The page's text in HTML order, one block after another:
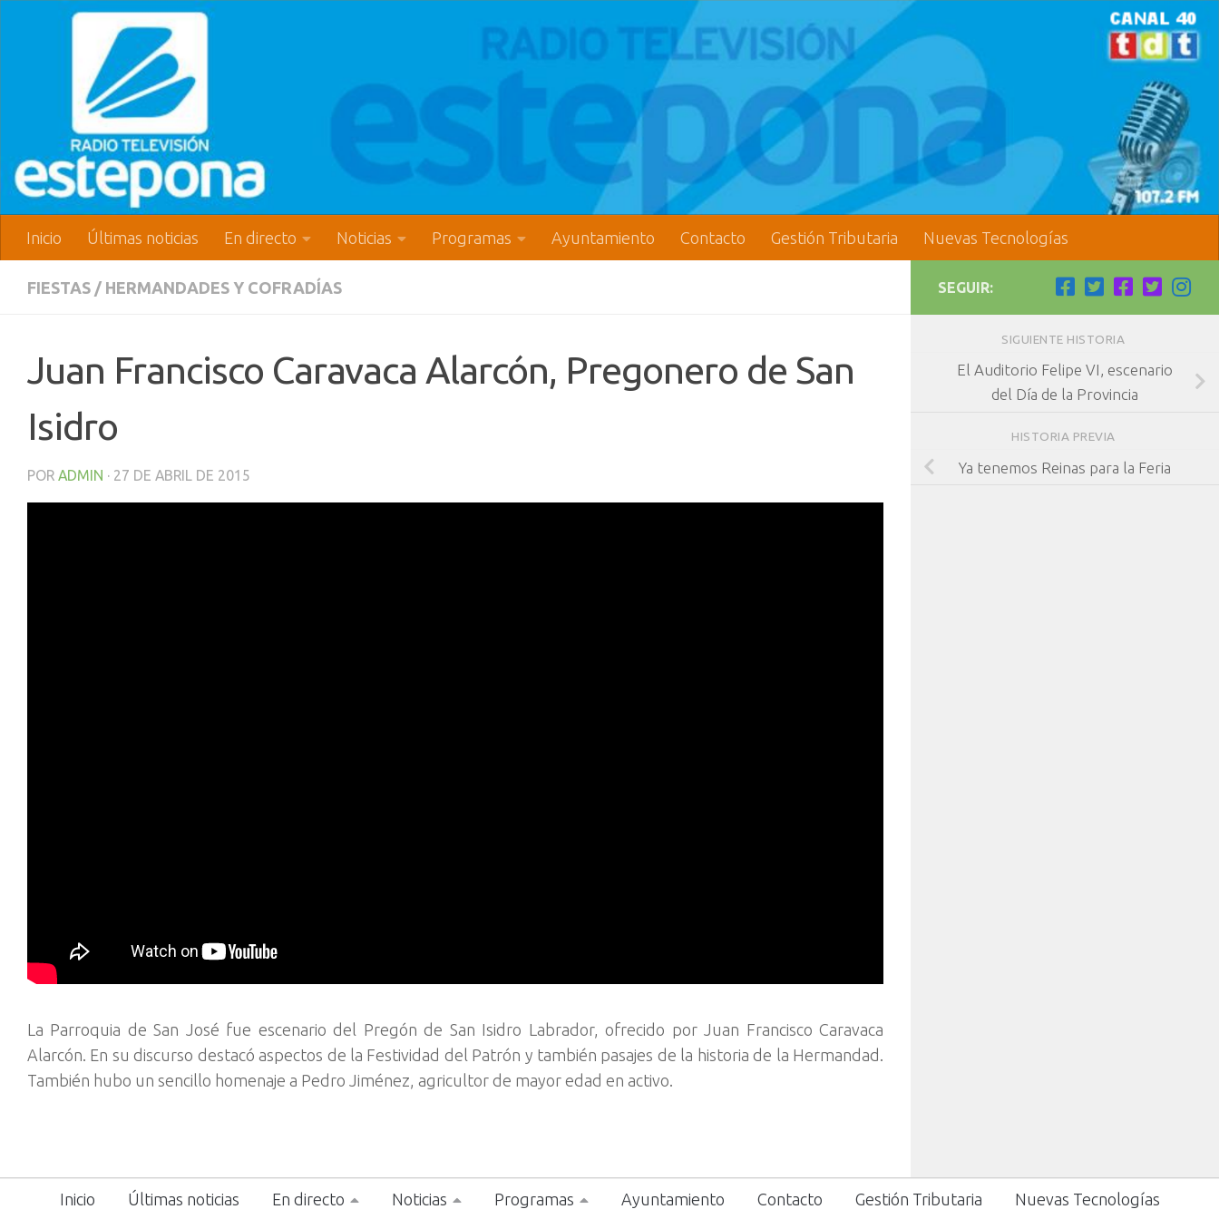
Inicio Últimas noticias En directo Noticias Programas Ayuntamiento Contacto Gestión Tributaria Nuevas Tecnologías
FIESTAS / HERMANDADES Y COFRADÍAS
Juan Francisco Caravaca Alarcón, Pregonero de San
Isidro
POR ADMIN · 27 DE ABRIL DE 2015
La Parroquia de San José fue escenario del Pregón de San Isidro Labrador, ofrecido por Juan Francisco Caravaca
Alarcón. En su discurso destacó aspectos de la Festividad del Patrón y también pasajes de la historia de la Hermandad.
También hubo un sencillo homenaje a Pedro Jiménez, agricultor de mayor edad en activo.
SEGUIR:
SIGUIENTE HISTORIA
El Auditorio Felipe VI, escenario
del Día de la Provincia
HISTORIA PREVIA
Ya tenemos Reinas para la Feria
Inicio Últimas noticias En directo Noticias Programas Ayuntamiento Contacto Gestión Tributaria Nuevas Tecnologías